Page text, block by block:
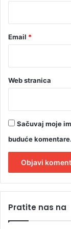
v
i
H
Email *
Web stranica
Sačuvaj moje
buduće komentare.
tPratite nas na